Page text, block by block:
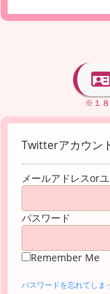
※１８
Twitterアカウン
メールアドレスor
パスワード
Remember Me
パスワードを忘れてしま